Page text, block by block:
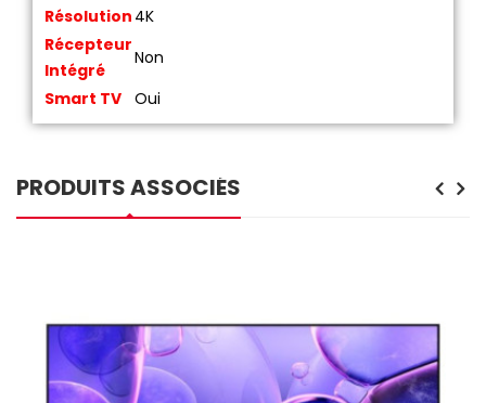
Résolution 4K
Récepteur
Intégré
Non
Smart TV Oui
PRODUITS ASSOCIÉS